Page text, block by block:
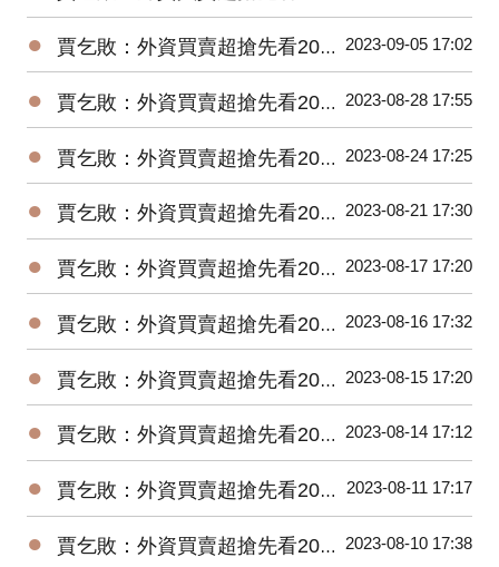
● 賈乞敗：外資買賣超搶先看20230905 2023-09-05 17:02
● 賈乞敗：外資買賣超搶先看20230828 2023-08-28 17:55
● 賈乞敗：外資買賣超搶先看20230824 2023-08-24 17:25
● 賈乞敗：外資買賣超搶先看20230821 2023-08-21 17:30
● 賈乞敗：外資買賣超搶先看20230817 2023-08-17 17:20
● 賈乞敗：外資買賣超搶先看20230816 2023-08-16 17:32
● 賈乞敗：外資買賣超搶先看20230815 2023-08-15 17:20
● 賈乞敗：外資買賣超搶先看20230814 2023-08-14 17:12
● 賈乞敗：外資買賣超搶先看20230811 2023-08-11 17:17
● 賈乞敗：外資買賣超搶先看20230810 2023-08-10 17:38